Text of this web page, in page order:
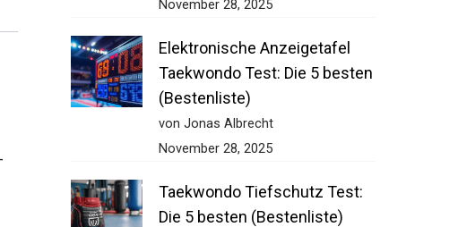
November 28, 2025
Elektronische Anzeigetafel
Taekwondo Test: Die 5
besten (Bestenliste)
von Jonas Albrecht
November 28, 2025
Taekwondo Tiefschutz Test:
Die 5 besten (Bestenliste)